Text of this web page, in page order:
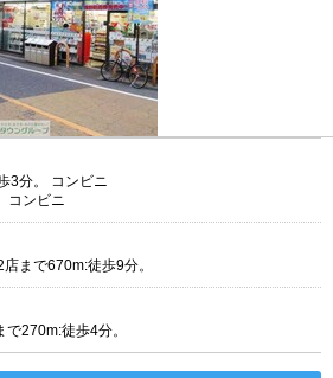
3分。 コンビニ
コンビニ
まで670m:徒歩9分。
270m:徒歩4分。